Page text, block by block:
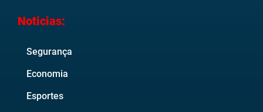
Noticias:
Segurança
Economia
Esportes